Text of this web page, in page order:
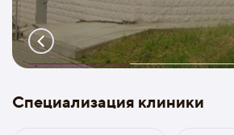
Специализация клиники